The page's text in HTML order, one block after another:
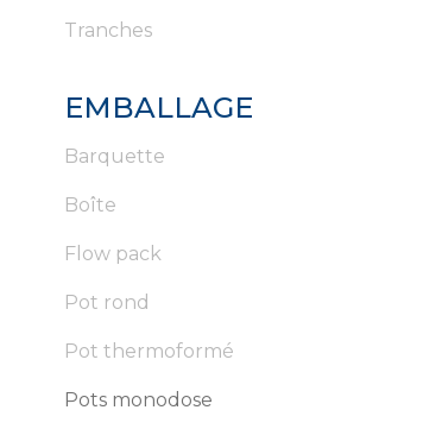
Tranches
EMBALLAGE
Barquette
Boîte
Flow pack
Pot rond
Pot thermoformé
Pots monodose